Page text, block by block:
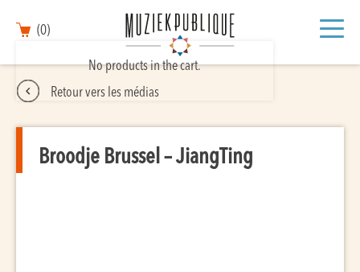
(0)
No products in the cart.
Retour vers les médias
Broodje Brussel – JiangTing